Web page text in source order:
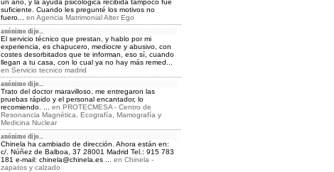
un año, y la ayuda psicológica recibida tampoco fue
suficiente. Cuando les pregunté los motivos no
fuero... en Agencia Matrimonial Alter Ego
anónimo dijo...
El servicio técnico que prestan, y hablo por mi
experiencia, es chapucero, mediocre y abusivo, con
costes desorbitados que te informan, eso sí, cuando
llegan a tu casa, con lo cual ya no hay más remed...
en Servicio tecnico madrid
anónimo dijo...
Trato del doctor maravilloso, me entregaron las
pruebas rápido y el personal encantador, lo
recomiendo. ... en PROTECMESA - Centro de
Resonancia Magnética, Ecografía, Mamografía y
Medicina Nuclear
anónimo dijo...
Chinela ha cambiado de dirección. Ahora están en:
c/. Núñez de Balboa, 37 28001 Madrid Tel.: 915 783
181 e-mail: chinela@chinela.es ... en Chinela -
zapatos y calzado